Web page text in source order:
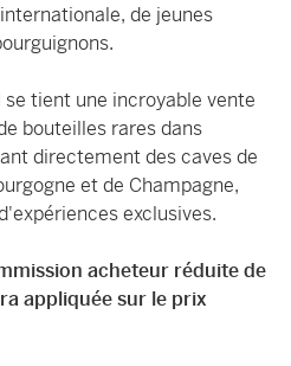
de jeunes
tient une incroyable vente
bouteilles rares dans
directement des caves de
et de Champagne,
exclusives.
acheteur réduite de
appliquée sur le prix